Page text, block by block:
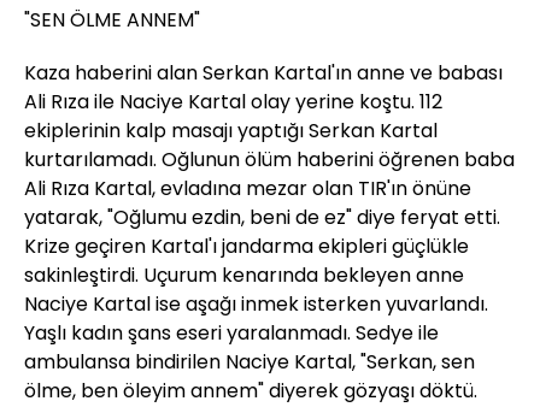
"SEN ÖLME ANNEM"
Kaza haberini alan Serkan Kartal'ın anne ve babası
Ali Rıza ile Naciye Kartal olay yerine koştu. 112
ekiplerinin kalp masajı yaptığı Serkan Kartal
kurtarılamadı. Oğlunun ölüm haberini öğrenen baba
Ali Rıza Kartal, evladına mezar olan TIR'ın önüne
yatarak, "Oğlumu ezdin, beni de ez" diye feryat etti.
Krize geçiren Kartal'ı jandarma ekipleri güçlükle
sakinleştirdi. Uçurum kenarında bekleyen anne
Naciye Kartal ise aşağı inmek isterken yuvarlandı.
Yaşlı kadın şans eseri yaralanmadı. Sedye ile
ambulansa bindirilen Naciye Kartal, "Serkan, sen
ölme, ben öleyim annem" diyerek gözyaşı döktü.